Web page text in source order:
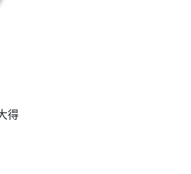
得